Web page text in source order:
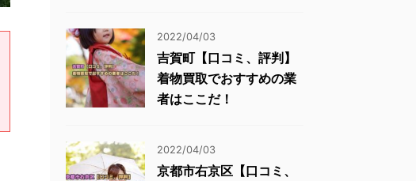
2022/04/03
吉賀町【口コミ、評判】
着物買取でおすすめの業
者はここだ！
2022/04/03
京都市右京区【口コミ、